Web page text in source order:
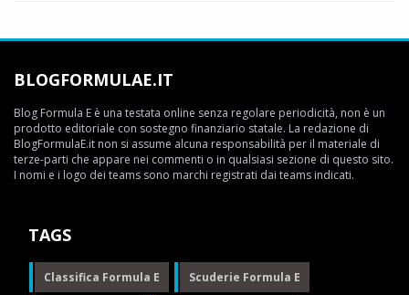
BLOGFORMULAE.IT
Blog Formula E è una testata online senza regolare periodicità, non è un
prodotto editoriale con sostegno finanziario statale. La redazione di
BlogFormulaE.it non si assume alcuna responsabilità per il materiale di
terze-parti che appare nei commenti o in qualsiasi sezione di questo sito.
I nomi e i logo dei teams sono marchi registrati dai teams indicati.
TAGS
Classifica Formula E Scuderie Formula E